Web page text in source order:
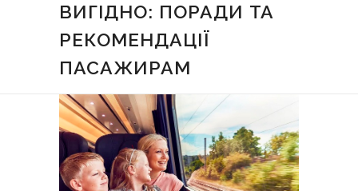
ВИГІДНО: ПОРАДИ ТА
РЕКОМЕНДАЦІЇ
ПАСАЖИРАМ